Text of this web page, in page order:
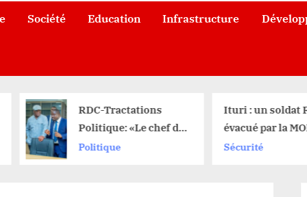
Société Education Infrastructure
RDC-Tractations
Politique: «Le chef de
l’Etat va nommer qui
il veut voir premier
Politique
Ituri : un soldat FARDC
évacué par la MONUSCO,
patrouilles intensifiées
Sécurité